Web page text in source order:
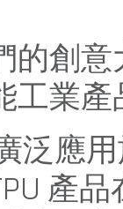
的創意
業產
泛應
產品